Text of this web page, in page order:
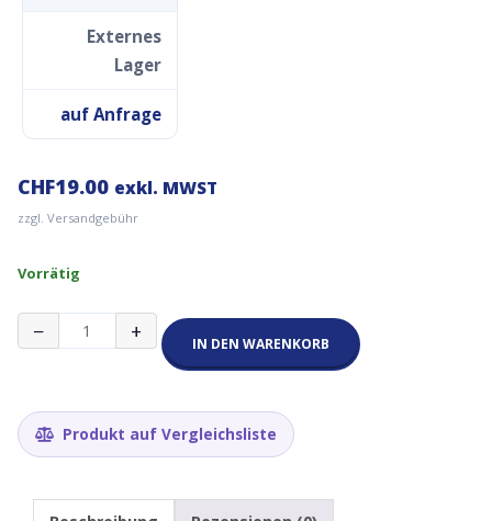
Externes
Lager
auf Anfrage
CHF19.00 exkl. MWST
zzgl. Versandgebühr
Vorrätig
−
S3
Entwicklungsboard
mit
USB
+ IN DEN WARENKORB
Produkt auf Vergleichsliste